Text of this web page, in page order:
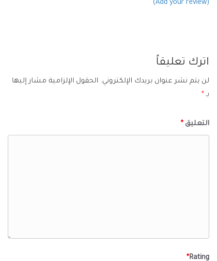
(Add your review)
اترك تعليقاً
لن يتم نشر عنوان بريدك الإلكتروني. الحقول الإلزامية مشار إليها
بـ *
التعليق *
Rating
*